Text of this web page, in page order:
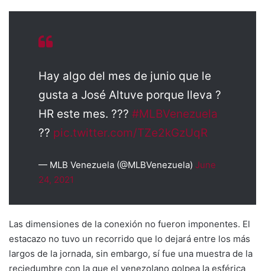
Hay algo del mes de junio que le
gusta a José Altuve porque lleva ?
HR este mes. ??? #MLBVenezuela
?? pic.twitter.com/TZe2kGzUqR
— MLB Venezuela (@MLBVenezuela) June
24, 2021
Las dimensiones de la conexión no fueron imponentes. El
estacazo no tuvo un recorrido que lo dejará entre los más
largos de la jornada, sin embargo, sí fue una muestra de la
reciedumbre con la que el venezolano golpea la esférica